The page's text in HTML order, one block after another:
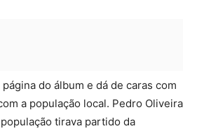
do álbum e dá de caras com
a população local. Pedro Oliveira
tirava partido da